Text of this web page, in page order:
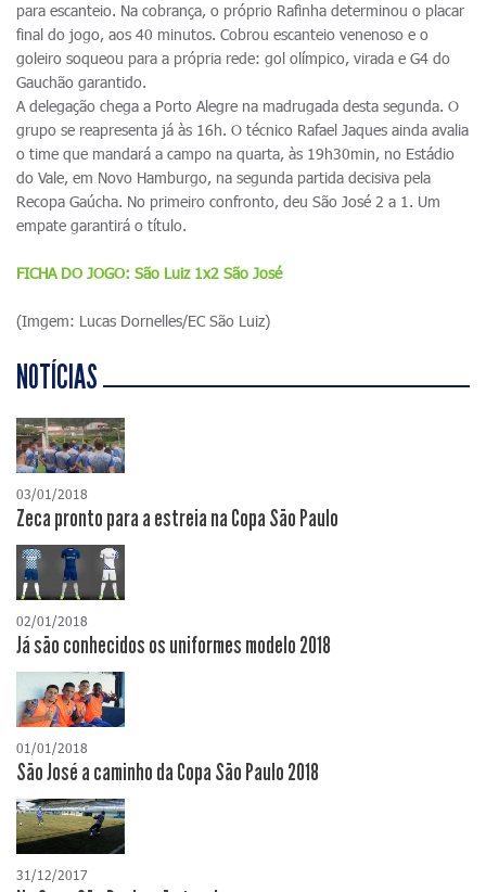
para escanteio. Na cobrança, o próprio Rafinha determinou o placar
final do jogo, aos 40 minutos. Cobrou escanteio venenoso e o
goleiro soqueou para a própria rede: gol olímpico, virada e G4 do
Gauchão garantido.
A delegação chega a Porto Alegre na madrugada desta segunda. O
grupo se reapresenta já às 16h. O técnico Rafael Jaques ainda avalia
o time que mandará a campo na quarta, às 19h30min, no Estádio
do Vale, em Novo Hamburgo, na segunda partida decisiva pela
Recopa Gaúcha. No primeiro confronto, deu São José 2 a 1. Um
empate garantirá o título.
FICHA DO JOGO: São Luiz 1x2 São José
(Imgem: Lucas Dornelles/EC São Luiz)
NOTÍCIAS
03/01/2018
Zeca pronto para a estreia na Copa São Paulo
02/01/2018
Já são conhecidos os uniformes modelo 2018
01/01/2018
São José a caminho da Copa São Paulo 2018
31/12/2017